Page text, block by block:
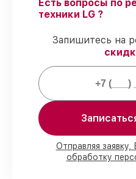
Соблюдение
гарантируем
предоставляем
гарантийное
Мы гарантируем:
80%работ с
90%
Есть вопросы по
техники LG ?
Запишитесь на
Отправляя
обработку